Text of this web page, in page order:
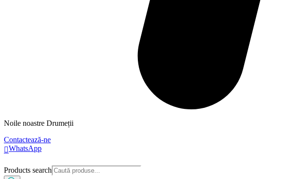
Noile noastre Drumeții
Contactează-ne
WhatsApp
Products search